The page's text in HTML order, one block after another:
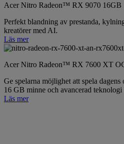
Acer Nitro Radeon™ RX 9070 16GB
Perfekt blandning av prestanda,
kreatörer med AI.
Läs mer
Acer Nitro Radeon™ RX 7600 XT
Ge spelarna möjlighet att spela dagens
16 GB minne och avancerad
Läs mer